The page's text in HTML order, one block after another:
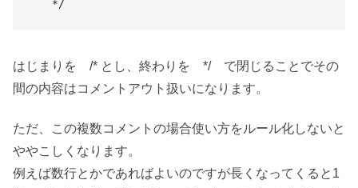
*/
はじまりを /* とし、終わりを */ で閉じることでその
間の内容はコメントアウト扱いになります。
ただ、この複数コメントの場合使い方をルール化しないと
ややこしくなります。
例えば数行とかであればよいのですが長くなってくると1